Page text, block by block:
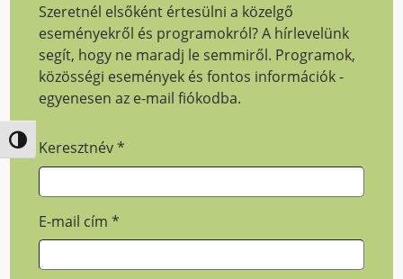
Nagy kontraszt váltása
Szeretnél elsőként értesülni a közelgő
eseményekről és programokról? A hírlevelünk
segít, hogy ne maradj le semmiről. Programok,
közösségi események és fontos információk -
egyenesen az e-mail fiókodba.
Keresztnév*
E-mail cím*